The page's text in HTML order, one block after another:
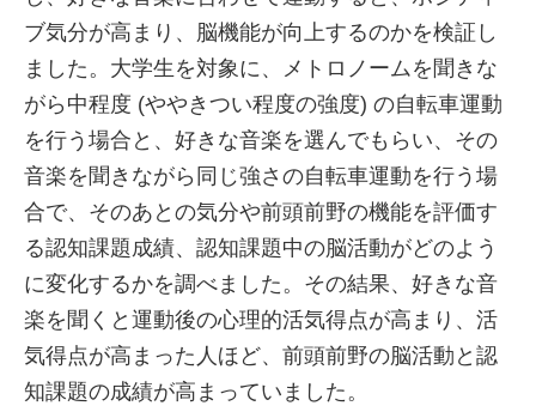
ブ気分が高まり、脳機能が向上するのかを検証し
ました。大学生を対象に、メトロノームを聞きな
がら中程度 (ややきつい程度の強度) の自転車運動
を行う場合と、好きな音楽を選んでもらい、その
音楽を聞きながら同じ強さの自転車運動を行う場
合で、そのあとの気分や前頭前野の機能を評価す
る認知課題成績、認知課題中の脳活動がどのよう
に変化するかを調べました。その結果、好きな音
楽を聞くと運動後の心理的活気得点が高まり、活
気得点が高まった人ほど、前頭前野の脳活動と認
知課題の成績が高まっていました。